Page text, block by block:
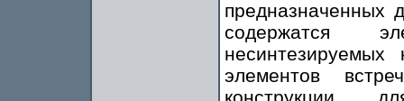
предназначенных
содержатся
несинтезируемых
элементов